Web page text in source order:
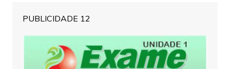
PUBLICIDADE 12